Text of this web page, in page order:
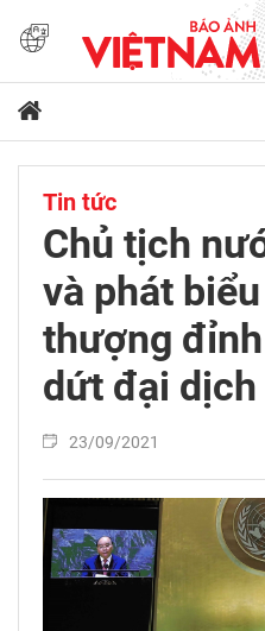
Tin tức
Chủ tịch
và phát
thượng
dứt đại dịch
23/09/2021